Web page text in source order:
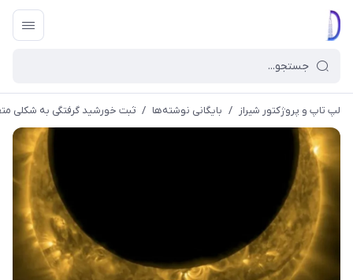
لپ تاپ و پروژکتور شیراز / بایگانی نوشته‌ها / ثبت خورشید گرفتگی به شکلی